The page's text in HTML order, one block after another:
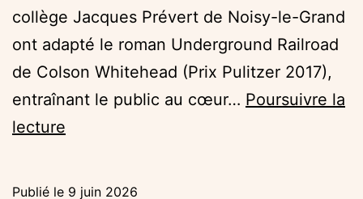
collège Jacques Prévert de Noisy-le-Grand
ont adapté le roman Underground Railroad
de Colson Whitehead (Prix Pulitzer 2017),
entraînant le public au cœur… Poursuivre la
lecture
Publié le 9 juin 2026